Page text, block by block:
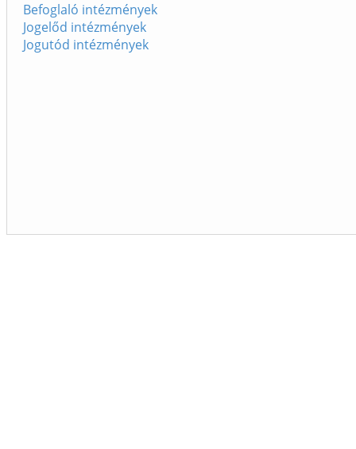
Befoglaló intézmények
Jogelőd intézmények
Jogutód intézmények